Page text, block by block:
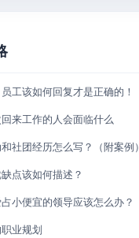
工该如何回复才是正确的！
来工作的人会面临什么
社团经历怎么写？（附案例）
点该如何描述？
小便宜的领导应该怎么办？
业规划